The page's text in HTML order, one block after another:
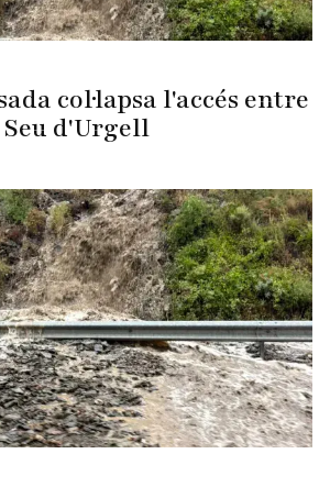
col·lapsa l'accés entre
d'Urgell